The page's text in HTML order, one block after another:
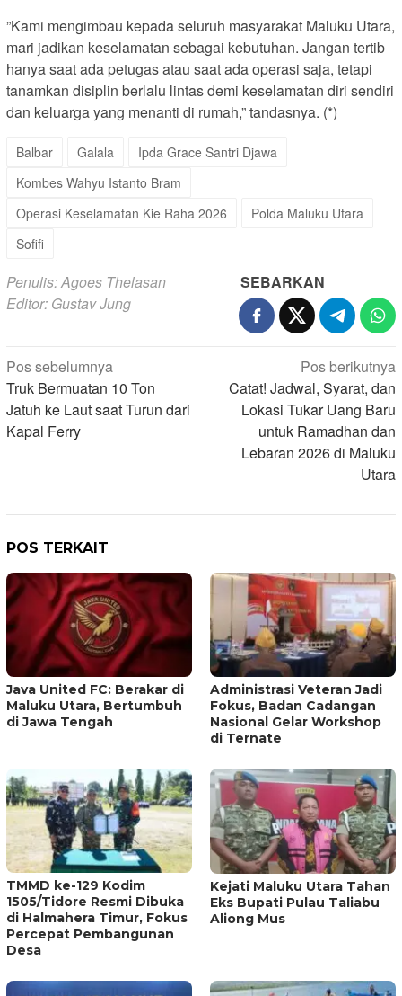
​”Kami mengimbau kepada seluruh masyarakat Maluku Utara,
mari jadikan keselamatan sebagai kebutuhan. Jangan tertib
hanya saat ada petugas atau saat ada operasi saja, tetapi
tanamkan disiplin berlalu lintas demi keselamatan diri sendiri
dan keluarga yang menanti di rumah,” tandasnya. (*)
Balbar Galala
Ipda Grace Santri Djawa
Kombes Wahyu Istanto Bram
Operasi Keselamatan Kie Raha 2026
Polda Maluku Utara
Sofifi
Penulis: Agoes Thelasan
Editor: Gustav Jung
SEBARKAN
Navigasi
pos
Pos sebelumnya
Truk Bermuatan 10 Ton
Jatuh ke Laut saat Turun dari
Kapal Ferry
Pos berikutnya
Catat! Jadwal, Syarat, dan
Lokasi Tukar Uang Baru
untuk Ramadhan dan
Lebaran 2026 di Maluku
Utara
POS TERKAIT
Java United FC: Berakar di
Maluku Utara, Bertumbuh
di Jawa Tengah
Administrasi Veteran Jadi
Fokus, Badan Cadangan
Nasional Gelar Workshop
di Ternate
TMMD ke-129 Kodim
1505/Tidore Resmi Dibuka
di Halmahera Timur, Fokus
Percepat Pembangunan
Desa
Kejati Maluku Utara Tahan
Eks Bupati Pulau Taliabu
Aliong Mus